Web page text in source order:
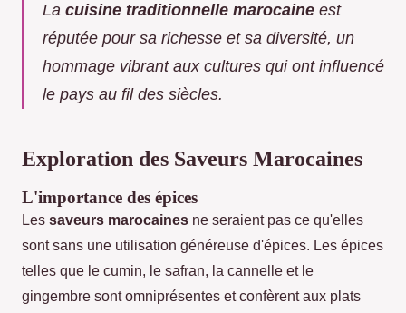
La cuisine traditionnelle marocaine est
réputée pour sa richesse et sa diversité, un
hommage vibrant aux cultures qui ont influencé
le pays au fil des siècles.
Exploration des Saveurs Marocaines
L'importance des épices
Les saveurs marocaines ne seraient pas ce qu'elles
sont sans une utilisation généreuse d'épices. Les épices
telles que le cumin, le safran, la cannelle et le
gingembre sont omniprésentes et confèrent aux plats